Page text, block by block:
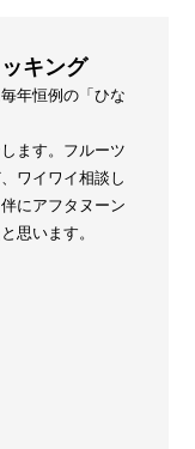
キング
年恒例の「ひな
ます。フルーツ
ワイワイ相談し
にアフタヌーン
思います。